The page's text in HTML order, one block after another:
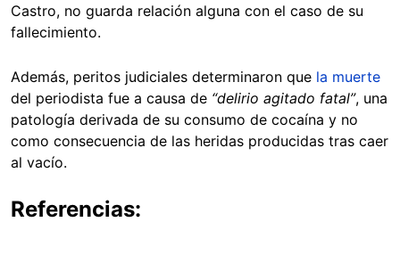
Castro, no guarda relación alguna con el caso de su
fallecimiento.
Además, peritos judiciales determinaron que la muerte
del periodista fue a causa de “delirio agitado fatal”, una
patología derivada de su consumo de cocaína y no
como consecuencia de las heridas producidas tras caer
al vacío.
Referencias: